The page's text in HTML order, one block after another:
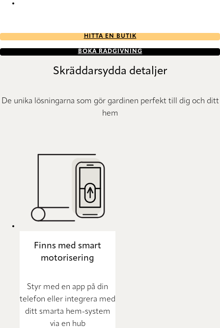
HITTA EN BUTIK
BOKA RÅDGIVNING
Skräddarsydda detaljer
De unika lösningarna som gör gardinen perfekt till dig och ditt
hem
Finns med smart
motorisering
Styr med en app på din
telefon eller integrera med
ditt smarta hem-system
via en hub